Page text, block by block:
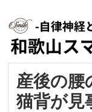
産後の腰
猫背が見